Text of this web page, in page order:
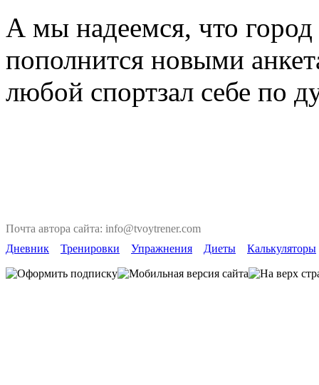
А мы надеемся, что
пополнится новыми
любой спортзал себе по
Почта автора сайта: info@tvoytrener.com
Дневник
Тренировки Упражнения Диеты Калькуляторы